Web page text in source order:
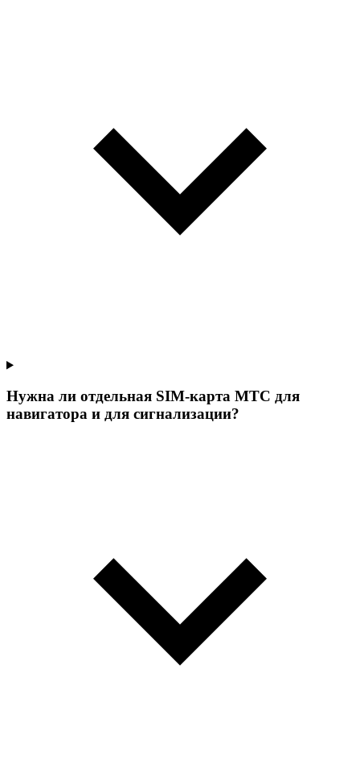
Нужна ли отдельная SIM-карта МТС для
навигатора и для сигнализации?